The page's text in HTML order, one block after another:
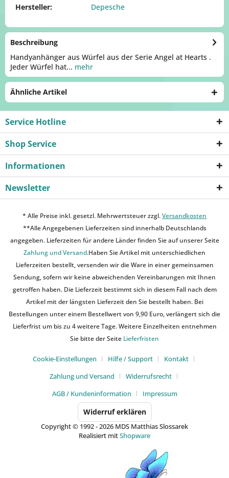
Hersteller:
Depesche
Beschreibung
Handyanhänger aus Würfel aus der Serie Angel at Hearts .
Jeder Würfel hat... mehr
Ähnliche Artikel
Service Hotline
Shop Service
Informationen
Newsletter
* Alle Preise inkl. gesetzl. Mehrwertsteuer zzgl.Versandkosten
**Alle Angegebenen Lieferzeiten sind innerhalb Deutschlands
angegeben. Lieferzeiten für andere Länder finden Sie auf unserer Seite
Zahlung und Versand.Haben Sie Artikel mit unterschiedlichen
Lieferzeiten bestellt, versenden wir die Ware in einer gemeinsamen
Sendung, sofern wir keine abweichenden Vereinbarungen mit Ihnen
getroffen haben. Die Lieferzeit bestimmt sich in diesem Fall nach dem
Artikel mit der längsten Lieferzeit den Sie bestellt haben. Bei
Bestellungen unter einem Bestellwert von 9,90 Euro, verlängert sich die
Lieferfrist um bis zu 4 weitere Tage. Weitere Einzelheiten entnehmen
Sie bitte der Seite Lieferfristen
Cookie-Einstellungen Hilfe / Support
Kontakt
Zahlung und Versand
Widerrufsrecht
AGB / Kundeninformation
Impressum
Widerruf erklären
Copyright © 1992 - 2026 MDS Matthias Slossarek
Realisiert mitShopware